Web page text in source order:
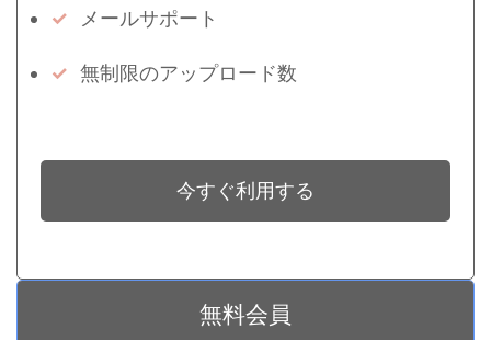
メールサポート
無制限のアップロード数
今すぐ利用する
無料会員